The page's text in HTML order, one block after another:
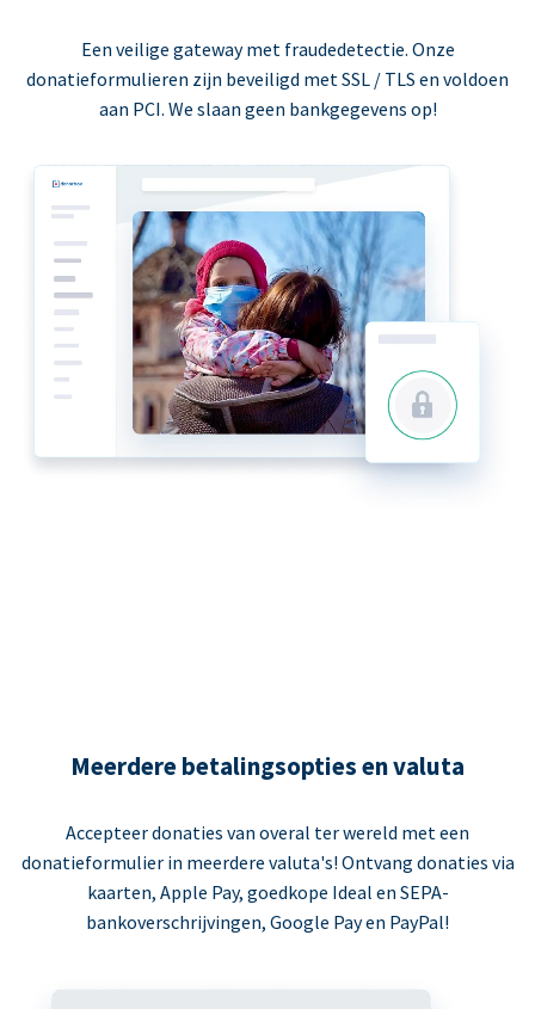
Een veilige gateway met fraudedetectie. Onze
donatieformulieren zijn beveiligd met SSL / TLS en voldoen
aan PCI. We slaan geen bankgegevens op!
Meerdere betalingsopties en valuta
Accepteer donaties van overal ter wereld met een
donatieformulier in meerdere valuta's! Ontvang donaties via
kaarten, Apple Pay, goedkope Ideal en SEPA-
bankoverschrijvingen, Google Pay en PayPal!